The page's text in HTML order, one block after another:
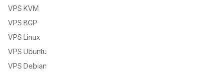
VPS KVM
VPS BGP
VPS Linux
VPS Ubuntu
VPS Debian